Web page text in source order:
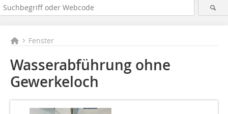
Fenster
Wasserabführung ohne
Gewerkeloch